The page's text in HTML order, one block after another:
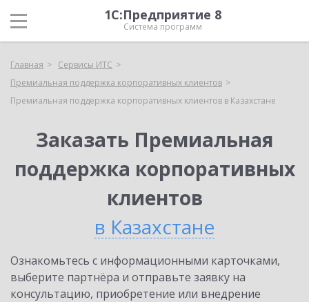
1С:Предприятие 8
Система программ
Главная
Сервисы ИТС
Премиальная поддержка корпоративных клиентов
Премиальная поддержка корпоративных клиентов в Казахстане
Заказать Премиальная
поддержка корпоративных
клиентов
в Казахстане
Ознакомьтесь с информационными карточками,
выберите партнёра и отправьте заявку на
консультацию, приобретение или внедрение